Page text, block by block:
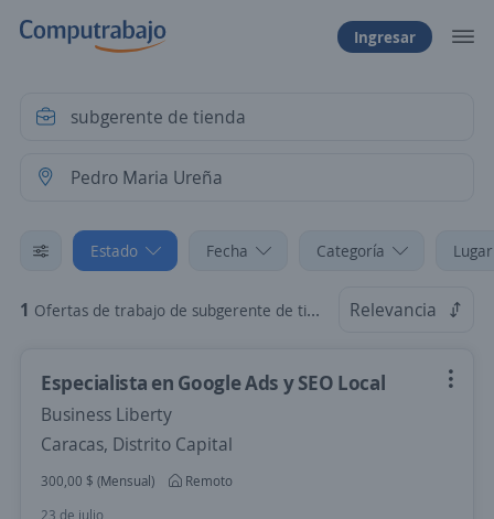
Ingresar
Estado Fecha Categoría
1 Ofertas de trabajo de subgerente de tienda en Pedro Maria Ureña, Táchira Relevancia
Especialista en Google Ads y SEO Local
Business Liberty
Caracas, Distrito Capital
300,00 $ (Mensual)
Remoto
23 de julio